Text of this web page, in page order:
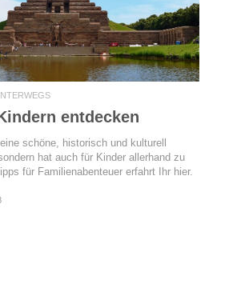
entdecken
schöne, historisch und kulturell
hat auch für Kinder allerhand zu
für Familienabenteuer erfahrt Ihr hier.